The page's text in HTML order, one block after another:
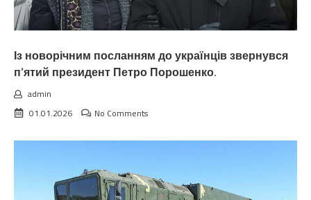
Із новорічним посланням до українців звернувся
п’ятий президент Петро Порошенко.
admin
01.01.2026
No Comments